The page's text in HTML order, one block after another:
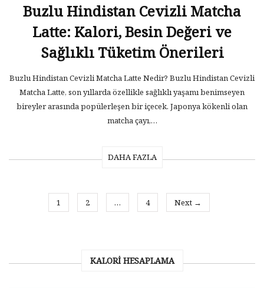
Buzlu Hindistan Cevizli Matcha
Latte: Kalori, Besin Değeri ve
Sağlıklı Tüketim Önerileri
Buzlu Hindistan Cevizli Matcha Latte Nedir? Buzlu Hindistan Cevizli
Matcha Latte, son yıllarda özellikle sağlıklı yaşamı benimseyen
bireyler arasında popülerleşen bir içecek. Japonya kökenli olan
matcha çayı,…
DAHA FAZLA
1 2 … 4 Next →
KALORI HESAPLAMA